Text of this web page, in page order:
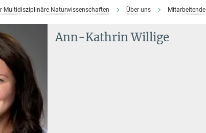
Multidisziplinäre Naturwissenschaften Über uns Mitarbeitende
Ann-Kathrin Willige